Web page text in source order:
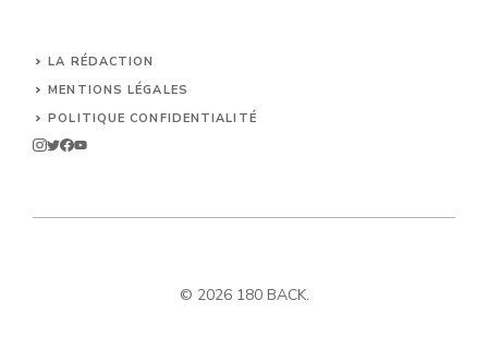
LA RÉDACTION
MENTIONS LÉGALES
POLITIQUE CONFIDENTIALITÉ
© 2026 180 BACK.